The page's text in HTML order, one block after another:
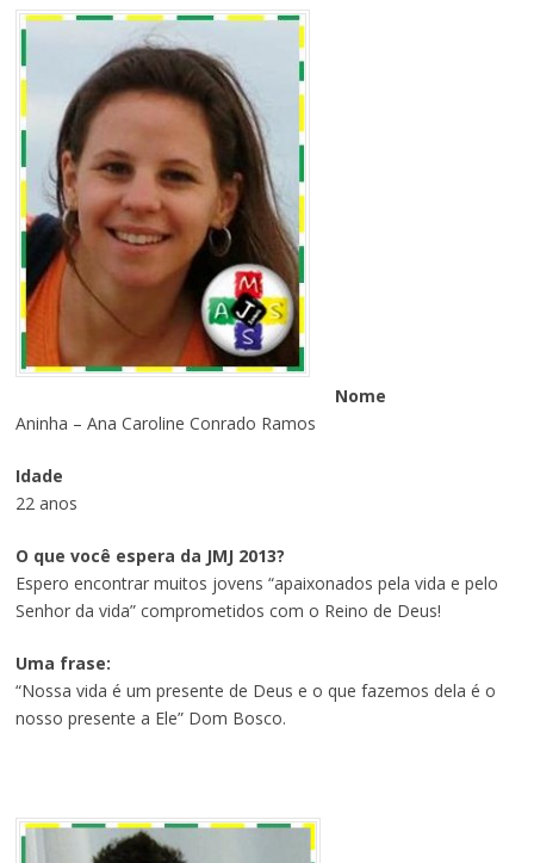
Nome
Aninha – Ana Caroline Conrado Ramos
Idade
22 anos
O que você espera da JMJ 2013?
Espero encontrar muitos jovens “apaixonados pela vida e pelo
Senhor da vida” comprometidos com o Reino de Deus!
Uma frase:
“Nossa vida é um presente de Deus e o que fazemos dela é o
nosso presente a Ele” Dom Bosco.